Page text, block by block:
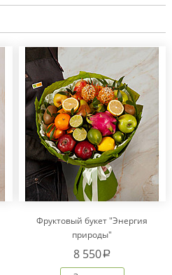
Фруктовый букет "Энергия
природы"
8 550a